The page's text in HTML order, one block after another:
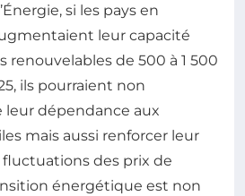
si les pays en
leur capacité
renouvelables de 500 à 1 500
ils pourraient non
dépendance aux
mais aussi renforcer leur
fluctuations des prix de
énergétique est non